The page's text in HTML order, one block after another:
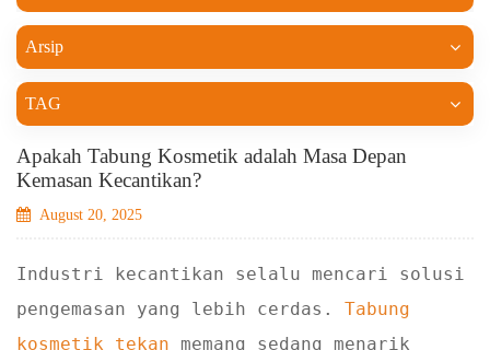
Arsip
TAG
Apakah Tabung Kosmetik adalah Masa Depan
Kemasan Kecantikan?
August 20, 2025
Industri kecantikan selalu mencari solusi
pengemasan yang lebih cerdas. Tabung
kosmetik tekan memang sedang menarik